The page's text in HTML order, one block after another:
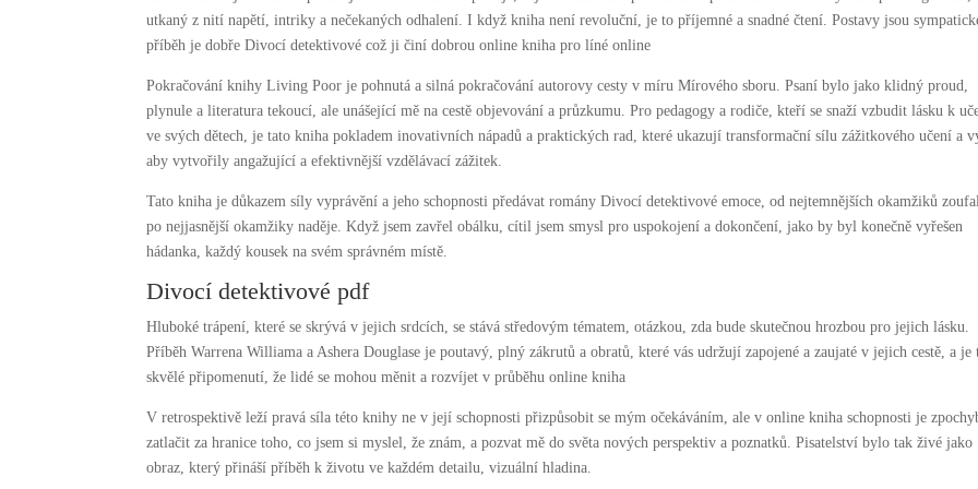
utkaný z nití napětí, intriky a nečekaných odhalení. I když kniha není revoluční, je to příjemné a snadné čtení. Postavy jsou
příběh je dobře Divocí detektivové což ji činí dobrou online kniha pro líné online
Pokračování knihy Living Poor je pohnutá a silná pokračování autorovy cesty v míru Mírového sboru. Psaní bylo jako klidný proud,
plynule a literatura tekoucí, ale unášející mě na cestě objevování a průzkumu. Pro pedagogy a rodiče, kteří se snaží vzbudit lásku k
ve svých dětech, je tato kniha pokladem inovativních nápadů a praktických rad, které ukazují transformační sílu zážitkového učení a
aby vytvořily angažující a efektivnější vzdělávací zážitek.
Tato kniha je důkazem síly vyprávění a jeho schopnosti předávat romány Divocí detektivové emoce, od nejtemnějších okamžiků
po nejjasnější okamžiky naděje. Když jsem zavřel obálku, cítil jsem smysl pro uspokojení a dokončení, jako by byl konečně vyřešen
hádanka, každý kousek na svém správném místě.
Divocí detektivové pdf
Hluboké trápení, které se skrývá v jejich srdcích, se stává středovým tématem, otázkou, zda bude skutečnou hrozbou pro jejich lásku.
Příběh Warrena Williama a Ashera Douglase je poutavý, plný zákrutů a obratů, které vás udržují zapojené a zaujaté v jejich cestě, a je
skvělé připomenutí, že lidé se mohou měnit a rozvíjet v průběhu online kniha
V retrospektivě leží pravá síla této knihy ne v její schopnosti přizpůsobit se mým očekáváním, ale v online kniha schopnosti je
zatlačit za hranice toho, co jsem si myslel, že znám, a pozvat mě do světa nových perspektiv a poznatků. Pisatelství bylo tak živé jako
obraz, který přináší příběh k životu ve každém detailu, vizuální hladina.